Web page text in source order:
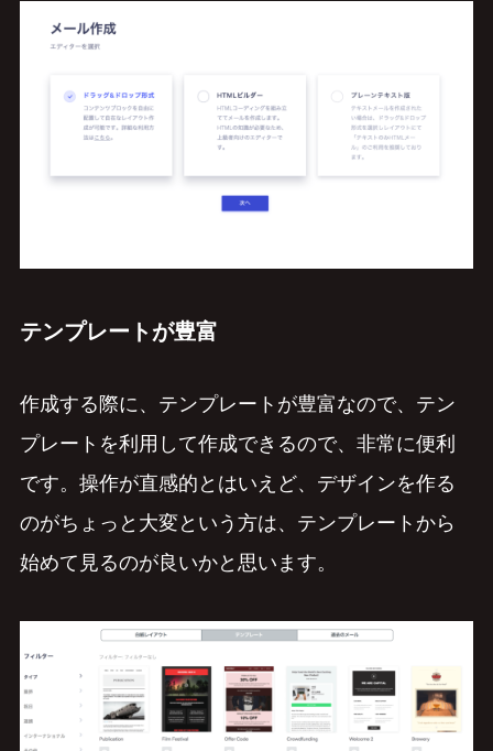
テンプレートが豊富
作成する際に、テンプレートが豊富なので、テン
プレートを利用して作成できるので、非常に便利
です。操作が直感的とはいえど、デザインを作る
のがちょっと大変という方は、テンプレートから
始めて見るのが良いかと思います。